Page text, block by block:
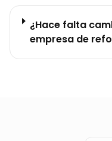
¿Hace falta
empresa de